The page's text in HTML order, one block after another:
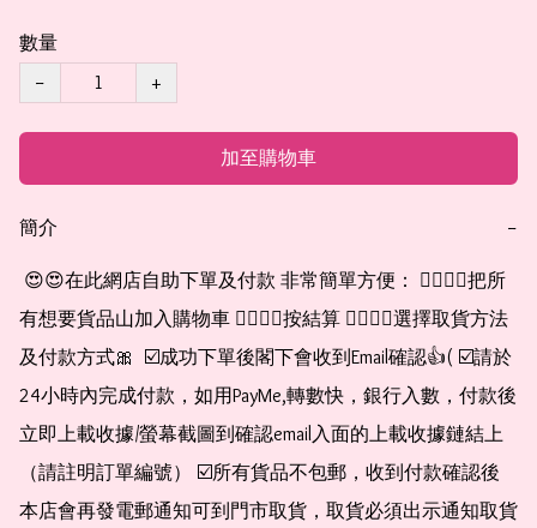
數量
−
+
加至購物車
簡介 −
有想要貨品山加入購物車 👉🏻👉🏻按結算 👉🏻👉🏻選擇取貨方法
及付款方式🎀  ☑️成功下單後閣下會收到Email確認👍( ☑️請於
24小時內完成付款，如用PayMe,轉數快，銀行入數，付款後
立即上載收據/螢幕截圖到確認email入面的上載收據鏈結上
（請註明訂單編號） ☑️所有貨品不包郵，收到付款確認後
本店會再發電郵通知可到門市取貨，取貨必須出示通知取貨